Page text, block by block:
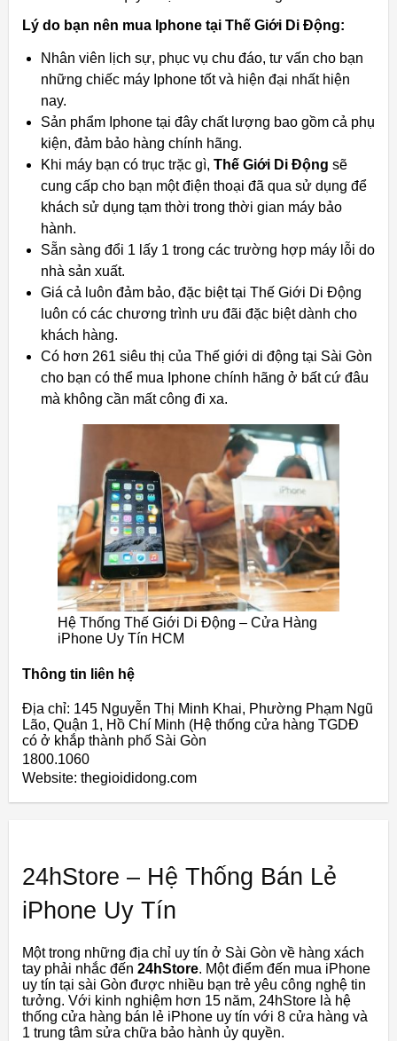
Lý do bạn nên mua Iphone tại Thế Giới Di Động:
Nhân viên lịch sự, phục vụ chu đáo, tư vấn cho bạn
những chiếc máy Iphone tốt và hiện đại nhất hiện
nay.
Sản phẩm Iphone tại đây chất lượng bao gồm cả phụ
kiện, đảm bảo hàng chính hãng.
Khi máy bạn có trục trặc gì, Thế Giới Di Động sẽ
cung cấp cho bạn một điện thoại đã qua sử dụng để
khách sử dụng tạm thời trong thời gian máy bảo
hành.
Sẵn sàng đổi 1 lấy 1 trong các trường hợp máy lỗi do
nhà sản xuất.
Giá cả luôn đảm bảo, đặc biệt tại Thế Giới Di Động
luôn có các chương trình ưu đãi đặc biệt dành cho
khách hàng.
Có hơn 261 siêu thị của Thế giới di động tại Sài Gòn
cho bạn có thể mua Iphone chính hãng ở bất cứ đâu
mà không cần mất công đi xa.
Hệ Thống Thế Giới Di Động – Cửa Hàng
iPhone Uy Tín HCM
Thông tin liên hệ
Địa chỉ: 145 Nguyễn Thị Minh Khai, Phường Phạm Ngũ
Lão, Quận 1, Hồ Chí Minh (Hệ thống cửa hàng TGDĐ
có ở khắp thành phố Sài Gòn
1800.1060
Website: thegioididong.com
24hStore – Hệ Thống Bán Lẻ
iPhone Uy Tín
Một trong những địa chỉ uy tín ở Sài Gòn về hàng xách
tay phải nhắc đến 24hStore. Một điểm đến mua iPhone
uy tín tại sài Gòn được nhiều bạn trẻ yêu công nghệ tin
tưởng. Với kinh nghiệm hơn 15 năm, 24hStore là hệ
thống cửa hàng bán lẻ iPhone uy tín với 8 cửa hàng và
1 trung tâm sửa chữa bảo hành ủy quyền.